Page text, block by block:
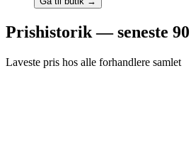
Prishistorik — seneste 90
Laveste pris hos alle forhandlere samlet